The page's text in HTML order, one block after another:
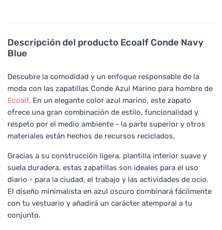
Descripción del producto Ecoalf Conde Navy
Blue
Descubre la comodidad y un enfoque responsable de la
moda con las zapatillas Conde Azul Marino para hombre de
Ecoalf. En un elegante color azul marino, este zapato
ofrece una gran combinación de estilo, funcionalidad y
respeto por el medio ambiente - la parte superior y otros
materiales están hechos de recursos reciclados.
Gracias a su construcción ligera, plantilla interior suave y
suela duradera, estas zapatillas son ideales para el uso
diario - para la ciudad, el trabajo y las actividades de ocio.
El diseño minimalista en azul oscuro combinará fácilmente
con tu vestuario y añadirá un carácter atemporal a tu
conjunto.